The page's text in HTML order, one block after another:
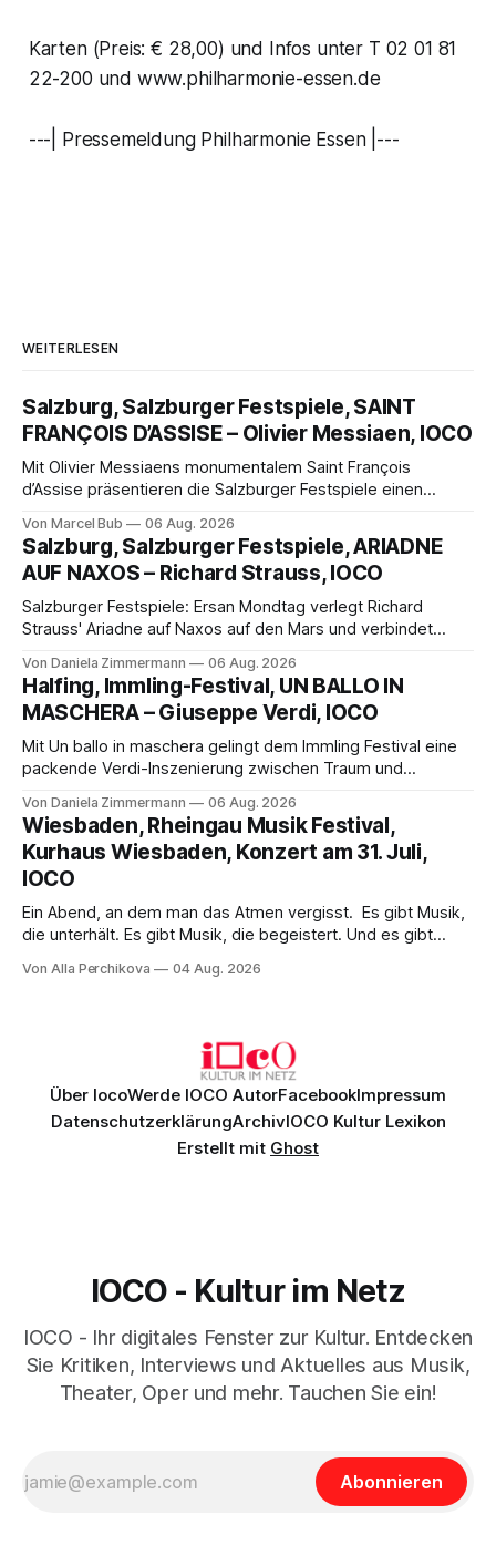
Karten (Preis: € 28,00) und Infos unter T 02 01 81
22-200 und www.philharmonie-essen.de
---| Pressemeldung Philharmonie Essen |---
WEITERLESEN
Salzburg, Salzburger Festspiele, SAINT
FRANÇOIS D’ASSISE – Olivier Messiaen, IOCO
Mit Olivier Messiaens monumentalem Saint François
d’Assise präsentieren die Salzburger Festspiele einen
eine bildgewaltige Inszenierung, Maxime Pascal entfaltet
die komplexe Partitur eindrucksvoll, Philippe Sly berührt als
Franziskus.
Von Marcel Bub 06 Aug. 2026
Salzburg, Salzburger Festspiele, ARIADNE
AUF NAXOS – Richard Strauss, IOCO
Salzburger Festspiele: Ersan Mondtag verlegt Richard
Strauss' Ariadne auf Naxos auf den Mars und verbindet
Aufführung mit starken Solisten und den Wiener
Philharmonikern, szenisch bleibt der zweite Akt jedoch
hinter den Erwartungen zurück.
Von Daniela Zimmermann 06 Aug. 2026
Halfing, Immling-Festival, UN BALLO IN
MASCHERA – Giuseppe Verdi, IOCO
Mit Un ballo in maschera gelingt dem Immling Festival eine
packende Verdi-Inszenierung zwischen Traum und
psychologische Tiefe mit starken Bildern, getragen von
einem spielfreudigen Ensemble und einer musikalisch
überzeugenden Gesamtleistung.
Von Daniela Zimmermann 06 Aug. 2026
Wiesbaden, Rheingau Musik Festival,
Kurhaus Wiesbaden, Konzert am 31. Juli,
IOCO
Ein Abend, an dem man das Atmen vergisst. Es gibt Musik,
die unterhält. Es gibt Musik, die begeistert. Und es gibt
Genau so war der Abend im Kurhaus Wiesbaden, an dem
Von Alla Perchikova 04 Aug. 2026
Über IocoWerde IOCO AutorFacebookImpressum
DatenschutzerklärungArchivIOCO Kultur Lexikon
Erstellt mit Ghost
IOCO - Kultur im Netz
IOCO - Ihr digitales Fenster zur Kultur. Entdecken
Sie Kritiken, Interviews und Aktuelles aus Musik,
Theater, Oper und mehr. Tauchen Sie ein!
Abonnieren